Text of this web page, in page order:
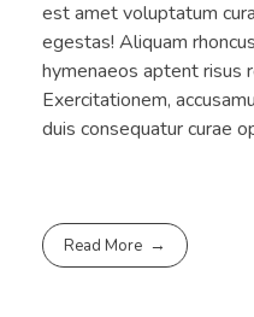
est amet voluptatum
egestas! Aliquam
hymenaeos aptent risus
Exercitationem,
duis consequatur curae
Read More